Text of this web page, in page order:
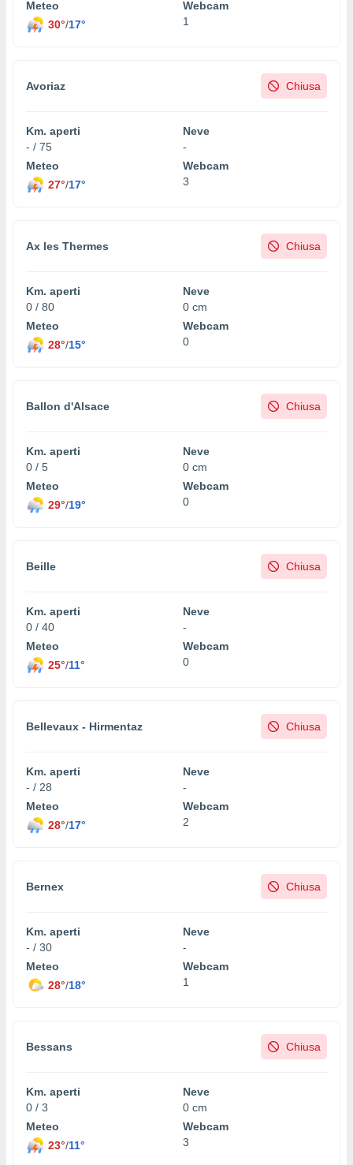
profili
profili
o la
di
per la
delle
dei
e degli
nostri
Meteo
30°/17°
Webcam
1
Avoriaz Chiusa
Km. aperti
- / 75
Neve
-
Meteo
27°/17°
Webcam
3
Ax les Thermes Chiusa
Km. aperti
0 / 80
Neve
0 cm
Meteo
28°/15°
Webcam
0
Ballon d'Alsace Chiusa
Km. aperti
0 / 5
Neve
0 cm
Meteo
29°/19°
Webcam
0
Beille Chiusa
Km. aperti
0 / 40
Neve
-
Meteo
25°/11°
Webcam
0
Bellevaux - Hirmentaz Chiusa
Km. aperti
- / 28
Neve
-
Meteo
28°/17°
Webcam
2
Bernex Chiusa
Km. aperti
- / 30
Neve
-
Meteo
28°/18°
Webcam
1
Bessans Chiusa
Km. aperti
0 / 3
Neve
0 cm
Meteo
23°/11°
Webcam
3